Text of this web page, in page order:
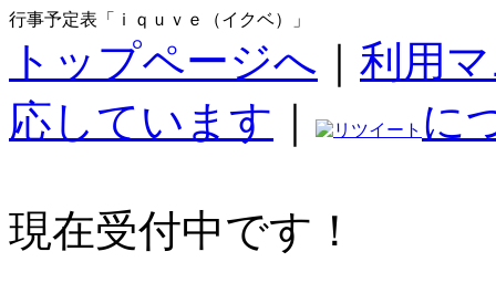
行事予定表「ｉｑｕｖｅ（イクベ）」
トップページへ
利用
応しています
に
現在受付中です！